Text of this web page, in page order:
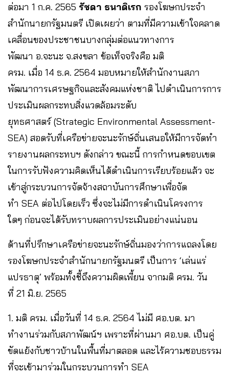
ต่อมา 1 ก.ค. 2565 รัชดา ธนาดิเรก รองโฆษกประจำ
สำนักนายกรัฐมนตรี เปิดเผยว่า ตามที่มีความเข้าใจคลาด
เคลื่อนของประชาชนบางกลุ่มต่อแนวทางการ
พัฒนา อ.จะนะ จ.สงขลา ข้อเท็จจริงคือ มติ
ครม. เมื่อ 14 ธ.ค. 2564 มอบหมายให้สำนักงานสภา
พัฒนาการเศรษฐกิจและสังคมแห่งชาติ ไปดำเนินการการ
ประเมินผลกระทบสิ่งแวดล้อมระดับ
ยุทธศาสตร์ (Strategic Environmental Assessment-
SEA) สอดรับที่เครือข่ายจะนะรักษ์ถิ่นเสนอให้มีการจัดทำ
รายงานผลกระทบฯ ดังกล่าว ขณะนี้ การกำหนดขอบเขต
ในการรับฟังความคิดเห็นได้ดำเนินการเรียบร้อยแล้ว จะ
เข้าสู่กระบวนการจัดจ้างสถาบันการศึกษาเพื่อจัด
ทำ SEA ต่อไปโดยเร็ว ซึ่งจะไม่มีการดำเนินโครงการ
ใดๆ ก่อนจะได้รับทราบผลการประเมินอย่างแน่นอน
ด้านที่ปรึกษาเครือข่ายจะนะรักษ์ถิ่นมองว่าการแถลงโดย
รองโฆษกประจำสำนักนายกรัฐมนตรี เป็นการ ‘เล่นแร่
แปรธาตุ’ พร้อมทั้งชี้ถึงความผิดเพี้ยน จากมติ ครม. วัน
ที่ 21 มิ.ย. 2565
1. มติ ครม. เมื่อวันที่ 14 ธ.ค. 2564 ไม่มี ศอ.บต. มา
ทำงานร่วมกับสภาพัฒน์ฯ เพราะที่ผ่านมา ศอ.บต. เป็นคู่
ขัดแย้งกับชาวบ้านในพื้นที่มาตลอด และไร้ความชอบธรรม
ที่จะเข้ามาร่วมในกระบวนการทำ SEA